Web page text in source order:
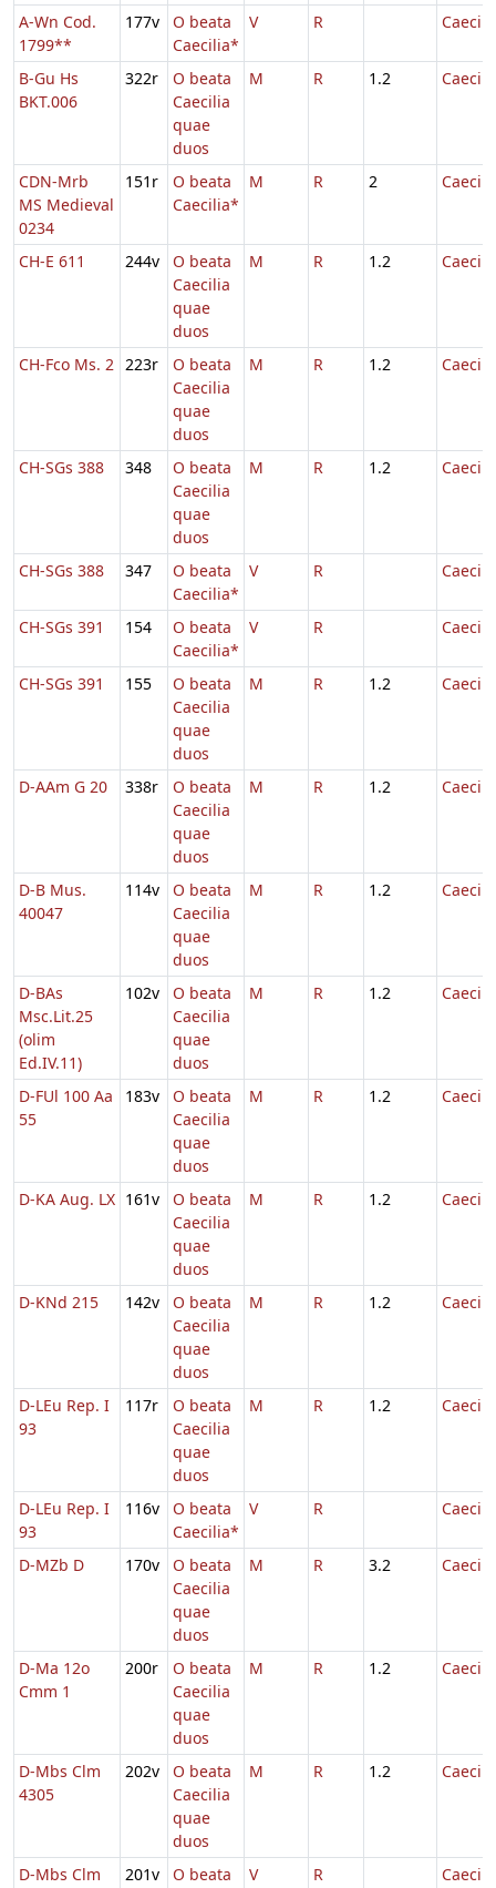
A-Wn Cod.
1799**
177v
O beata
Caecilia*
V R
B-Gu Hs
BKT.006
322r
O beata
Caecilia
quae
duos
M R 1.2
CDN-Mrb
MS Medieval
0234
151r
O beata
Caecilia*
M R 2
CH-E 611 244v
O beata
Caecilia
quae
duos
M R 1.2
CH-Fco Ms. 2 223r
O beata
Caecilia
quae
duos
M R 1.2
CH-SGs 388 348
O beata
Caecilia
quae
duos
M R 1.2
CH-SGs 388 347
O beata
Caecilia*
V R
CH-SGs 391 154
O beata
Caecilia*
V R
CH-SGs 391 155
O beata
Caecilia
quae
duos
M R 1.2
D-AAm G 20 338r
O beata
Caecilia
quae
duos
M R 1.2
D-B Mus.
40047
114v
O beata
Caecilia
quae
duos
M R 1.2
D-BAs
Msc.Lit.25
(olim
Ed.IV.11)
102v
O beata
Caecilia
quae
duos
M R 1.2
D-FUl 100 Aa
55
183v
O beata
Caecilia
quae
duos
M R 1.2
D-KA Aug. LX 161v
O beata
Caecilia
quae
duos
M R 1.2
D-KNd 215 142v
O beata
Caecilia
quae
duos
M R 1.2
D-LEu Rep. I
93
117r
O beata
Caecilia
quae
duos
M R 1.2
D-LEu Rep. I
93
116v
O beata
Caecilia*
V R
D-MZb D 170v
O beata
Caecilia
quae
duos
M R 3.2
D-Ma 12o
Cmm 1
200r
O beata
Caecilia
quae
duos
M R 1.2
D-Mbs Clm
4305
202v
O beata
Caecilia
quae
duos
M R 1.2
D-Mbs Clm
201v
O beata
V R